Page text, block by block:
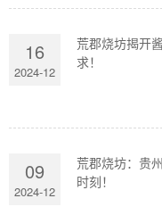
16
2024-12
荒郡烧坊揭开
求！
09
2024-12
荒郡烧坊：贵
时刻！